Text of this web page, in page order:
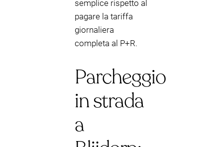
semplice rispetto al
pagare la tariffa
giornaliera
completa al P+R.
Parcheggio
in strada
a